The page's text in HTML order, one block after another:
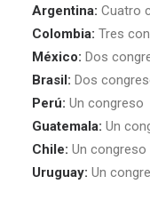
Argentina: Cuatro
Colombia: Tres
México: Dos
Brasil: Dos
Perú: Un congreso
Guatemala: Un
Chile: Un congreso
Uruguay: Un